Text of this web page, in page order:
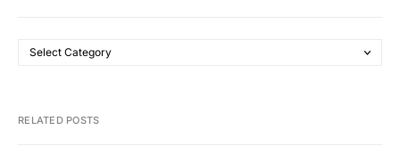
RELATED POSTS